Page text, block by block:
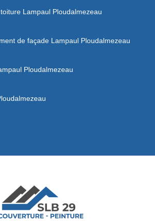
Lampaul Ploudalmezeau
de façade Lampaul Ploudalmezeau
Ploudalmezeau